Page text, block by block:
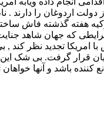
اردوغان را دارند
هفته گذشته فاش
که جهان شاهد
با امریکا تجدید نظر
گرفت. بی شک این
باشد و آنها